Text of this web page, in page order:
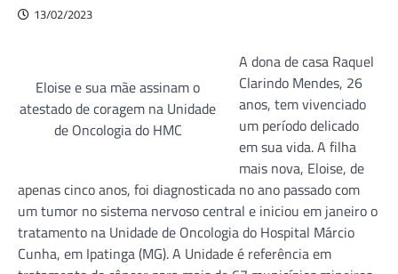
13/02/2023
Eloise e sua mãe assinam o
atestado de coragem na Unidade
de Oncologia do HMC
A dona de casa Raquel
Clarindo Mendes, 26
anos, tem vivenciado
um período delicado
em sua vida. A filha
mais nova, Eloise, de
apenas cinco anos, foi diagnosticada no ano passado com
um tumor no sistema nervoso central e iniciou em janeiro o
tratamento na Unidade de Oncologia do Hospital Márcio
Cunha, em Ipatinga (MG). A Unidade é referência em